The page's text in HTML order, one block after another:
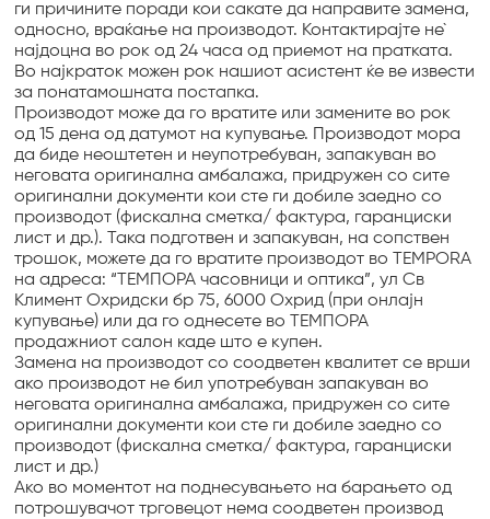
ги причините поради кои сакате да направите замена,
односно, враќање на производот. Контактирајте не`
најдоцна во рок од 24 часа од приемот на пратката.
Во најкраток можен рок нашиот асистент ќе ве извести
за понатамошната постапка.
Производот може да го вратите или замените во рок
од 15 дена од датумот на купување. Производот мора
да бидe неоштетен и неупотребуван, запакуван во
неговата оригинална амбалажа, придружен со сите
оригинални документи кои сте ги добиле заедно со
производот (фискална сметка/ фактура, гаранциски
лист и др.). Така подготвен и запакуван, на сопствен
трошок, можете да го вратите производот во TEMPORA
на адреса: “TЕМПОРА часовници и оптика”, ул Св
Климент Охридски бр 75, 6000 Охрид (при онлајн
купување) или да го однесете во ТЕМПОРА
продажниот салон каде што е купен.
Замена на производот со соодветен квалитет се врши
ако производот не бил употребуван запакуван во
неговата оригинална амбалажа, придружен со сите
оригинални документи кои сте ги добиле заедно со
производот (фискална сметка/ фактура, гаранциски
лист и др.)
Ако во моментот на поднесувањето на барањето од
потрошувачот трговецот нема соодветен производ